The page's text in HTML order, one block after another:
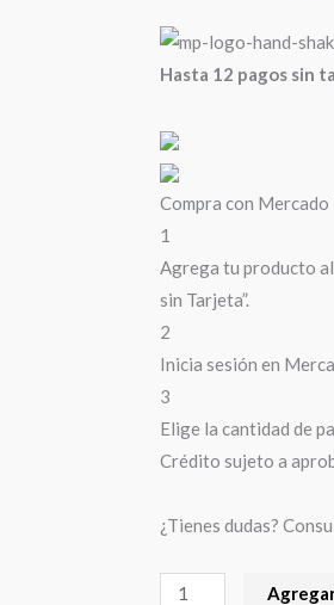
Hasta 12 pagos sin
Compra con Mercado
1
Agrega tu producto
sin Tarjeta”.
2
Inicia sesión en
3
Elige la cantidad de
Crédito sujeto a
¿Tienes dudas?